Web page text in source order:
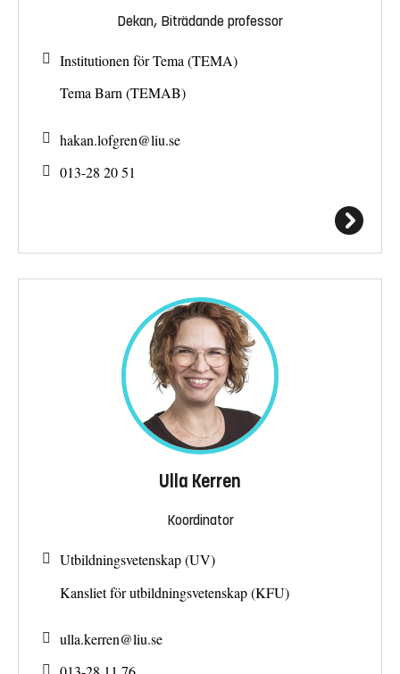
Dekan, Biträdande professor
Institutionen för Tema (TEMA)
Tema Barn (TEMAB)
hakan.lofgren@liu.se
013-28 20 51
Ulla Kerren
Koordinator
Utbildningsvetenskap (UV)
Kansliet för utbildningsvetenskap (KFU)
ulla.kerren@liu.se